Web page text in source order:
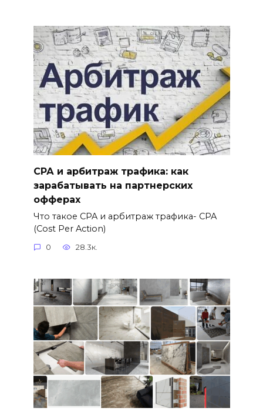
СРА и арбитраж трафика: как
зарабатывать на партнерских
офферах
Что такое CPA и арбитраж трафика- CPA
(Cost Per Action)
0 28.3к.